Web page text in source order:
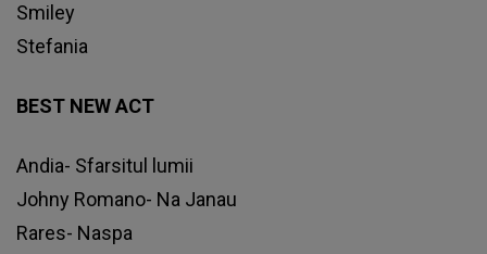
Smiley
Stefania
BEST NEW ACT
Andia- Sfarsitul lumii
Johny Romano- Na Janau
Rares- Naspa